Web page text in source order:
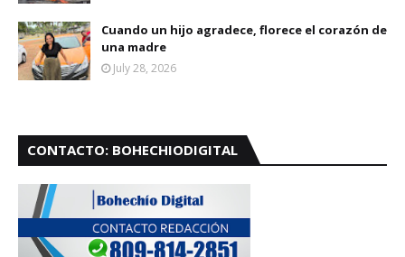
Cuando un hijo agradece, florece el corazón de
una madre
July 28, 2026
CONTACTO: BOHECHIODIGITAL